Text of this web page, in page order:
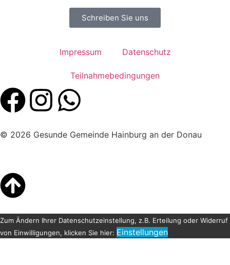
Schreiben Sie uns
Impressum Datenschutz
Teilnahmebedingungen
© 2026 Gesunde Gemeinde Hainburg an der Donau
Zum Ändern Ihrer Datenschutzeinstellung, z.B. Erteilung oder Widerruf
von Einwilligungen, klicken Sie hier: Einstellungen